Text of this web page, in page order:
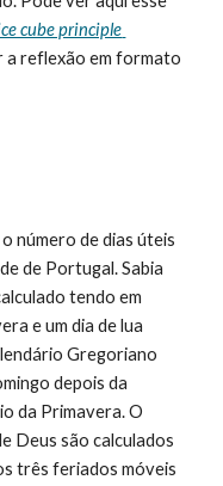
cube principle
número de dias úteis
de Portugal. Sabia
tendo em
e um dia de lua
Gregoriano
depois da
da Primavera. O
Deus são calculados
três feriados móveis